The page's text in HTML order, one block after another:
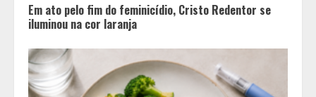
Em ato pelo fim do feminicídio, Cristo Redentor se
iluminou na cor laranja